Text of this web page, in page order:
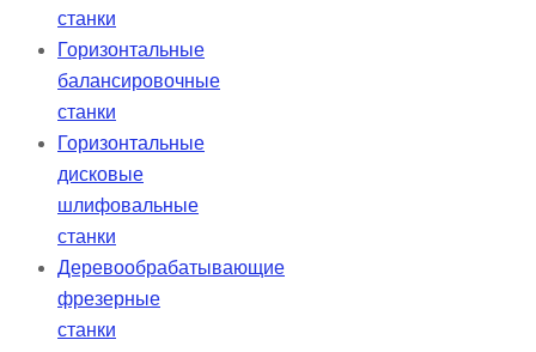
станки
Горизонтальные
балансировочные
станки
Горизонтальные
дисковые
шлифовальные
станки
Деревообрабатывающие
фрезерные
станки